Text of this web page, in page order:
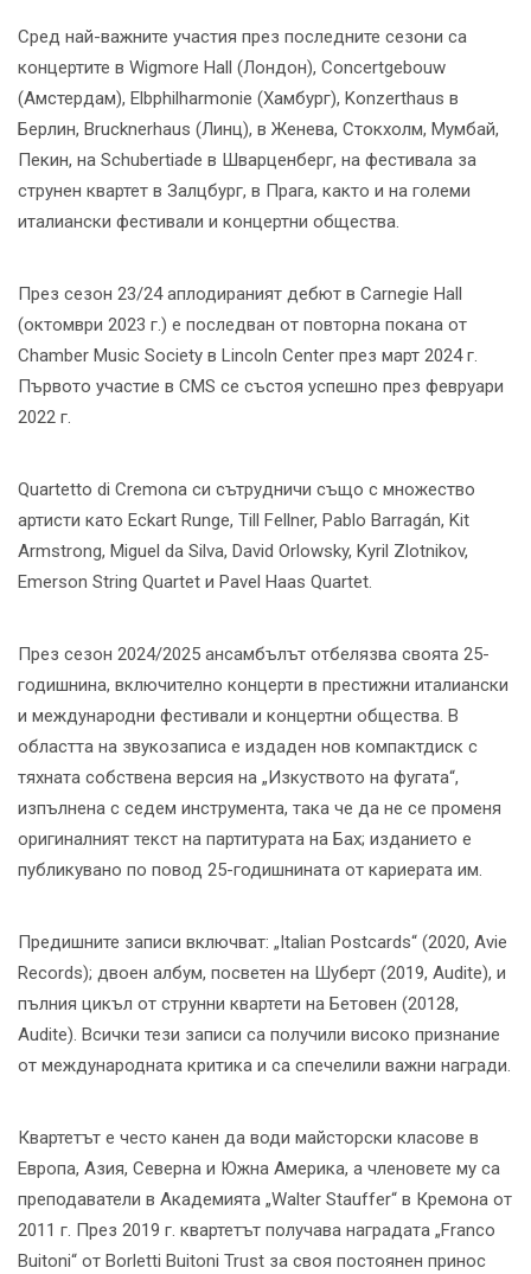
Сред най-важните участия през последните сезони са
концертите в Wigmore Hall (Лондон), Concertgebouw
(Амстердам), Elbphilharmonie (Хамбург), Konzerthaus в
Берлин, Brucknerhaus (Линц), в Женева, Стокхолм, Мумбай,
Пекин, на Schubertiade в Шварценберг, на фестивала за
струнен квартет в Залцбург, в Прага, както и на големи
италиански фестивали и концертни общества.
През сезон 23/24 аплодираният дебют в Carnegie Hall
(октомври 2023 г.) е последван от повторна покана от
Chamber Music Society в Lincoln Center през март 2024 г.
Първото участие в CMS се състоя успешно през февруари
2022 г.
Quartetto di Cremona си сътрудничи също с множество
артисти като Eckart Runge, Till Fellner, Pablo Barragán, Kit
Armstrong, Miguel da Silva, David Orlowsky, Kyril Zlotnikov,
Emerson String Quartet и Pavel Haas Quartet.
През сезон 2024/2025 ансамбълът отбелязва своята 25-
годишнина, включително концерти в престижни италиански
и международни фестивали и концертни общества. В
областта на звукозаписа е издаден нов компактдиск с
тяхната собствена версия на „Изкуството на фугата“,
изпълнена с седем инструмента, така че да не се променя
оригиналният текст на партитурата на Бах; изданието е
публикувано по повод 25-годишнината от кариерата им.
Предишните записи включват: „Italian Postcards“ (2020, Avie
Records); двоен албум, посветен на Шуберт (2019, Audite), и
пълния цикъл от струнни квартети на Бетовен (20128,
Audite). Всички тези записи са получили високо признание
от международната критика и са спечелили важни награди.
Квартетът е често канен да води майсторски класове в
Европа, Азия, Северна и Южна Америка, а членовете му са
преподаватели в Академията „Walter Stauffer“ в Кремона от
2011 г. През 2019 г. квартетът получава наградата „Franco
Buitoni“ от Borletti Buitoni Trust за своя постоянен принос